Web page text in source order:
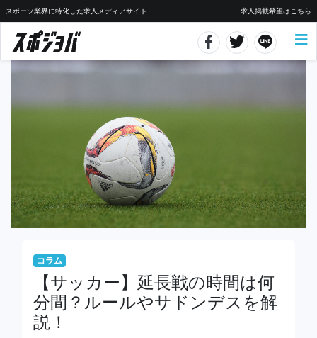
スポーツ業界に特化した求人メディアサイト 求人掲載希望はこちら
コラム
【サッカー】延長戦の時間は何
分間？ルールやサドンデスを解
説！